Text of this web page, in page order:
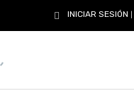
INICIAR SESIÓN